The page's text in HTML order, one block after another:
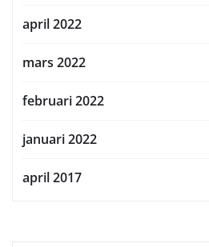
april 2022
mars 2022
februari 2022
januari 2022
april 2017